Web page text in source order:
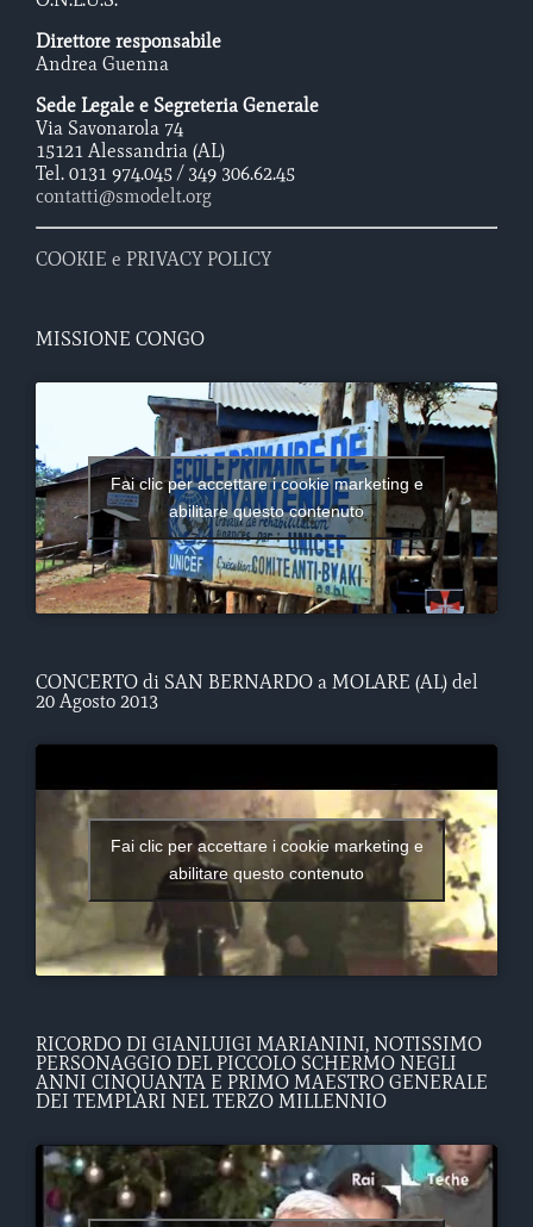
Direttore responsabile
Andrea Guenna
Sede Legale e Segreteria Generale
Via Savonarola 74
15121 Alessandria (AL)
Tel. 0131 974.045 / 349 306.62.45
contatti@smodelt.org
COOKIE e PRIVACY POLICY
MISSIONE CONGO
Fai clic per accettare i cookie marketing e
abilitare questo contenuto
CONCERTO di SAN BERNARDO a MOLARE (AL) del
20 Agosto 2013
Fai clic per accettare i cookie marketing e
abilitare questo contenuto
RICORDO DI GIANLUIGI MARIANINI, NOTISSIMO
PERSONAGGIO DEL PICCOLO SCHERMO NEGLI
ANNI CINQUANTA E PRIMO MAESTRO GENERALE
DEI TEMPLARI NEL TERZO MILLENNIO